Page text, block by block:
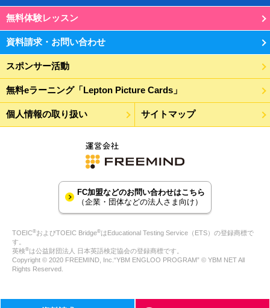
無料体験レッスン
資料請求・お問い合わせ
スポンサー活動
無料eラーニング「Lepton Picture Cards」
個人情報の取り扱い サイトマップ
FC加盟などのお問い合わせはこちら
（企業・団体などの法人さま向け）
TOEIC®およびTOEIC Bridge®はEducational Testing Service（ETS）の登録商標で
す。
英検®は公益財団法人 日本英語検定協会の登録商標です。
Copyright © 2020 FREEMIND, Inc.“YBM ENGLOO PROGRAM” © YBM NET All
Rights Reserved.